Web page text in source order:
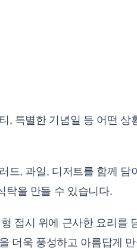
, 특별한 기념일 등 어떤 상
드, 과일, 디저트를 함께 담
탁을 만들 수 있습니다.
접시 위에 근사한 요리를
더욱 풍성하고 아름답게